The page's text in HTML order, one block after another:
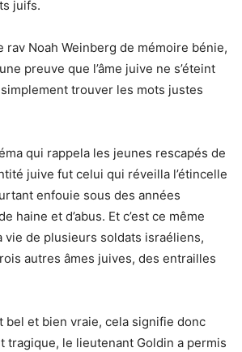
juifs.
rav Noah Weinberg de mémoire bénie,
preuve que l’âme juive ne s’éteint
trouver les mots justes
qui rappela les jeunes rescapés de
juive fut celui qui réveilla l’étincelle
enfouie sous des années
haine et d’abus. Et c’est ce même
vie de plusieurs soldats israéliens,
autres âmes juives, des entrailles
bel et bien vraie, cela signifie donc
tragique, le lieutenant Goldin a permis